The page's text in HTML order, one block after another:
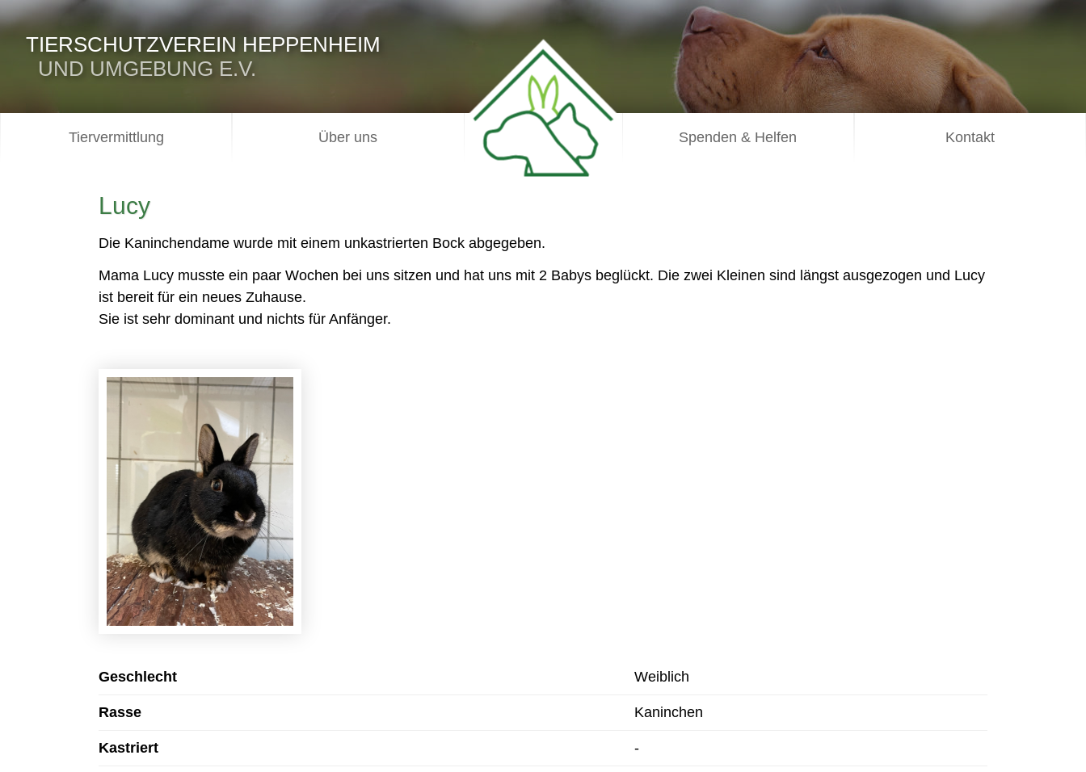
TIERSCHUTZVEREIN HEPPENHEIM
UND UMGEBUNG E.V.
Tiervermittlung Über uns Spenden & Helfen Kontakt
Lucy
Die Kaninchendame wurde mit einem unkastrierten Bock abgegeben.
Mama Lucy musste ein paar Wochen bei uns sitzen und hat uns mit 2 Babys beglückt. Die zwei Kleinen sind längst ausgezogen und Lucy
ist bereit für ein neues Zuhause.
Sie ist sehr dominant und nichts für Anfänger.
Geschlecht Weiblich
Rasse Kaninchen
Kastriert -